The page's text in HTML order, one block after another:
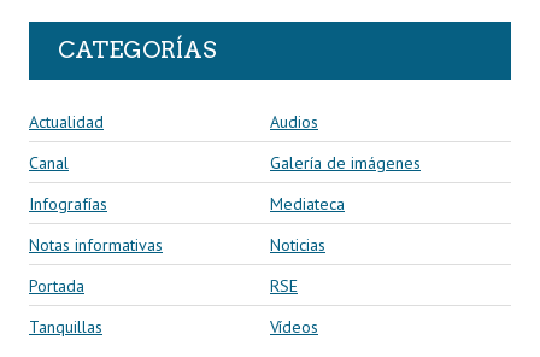
CATEGORÍAS
Actualidad
Audios
Canal
Galería de imágenes
Infografías
Mediateca
Notas informativas
Noticias
Portada
RSE
Tanquillas
Vídeos